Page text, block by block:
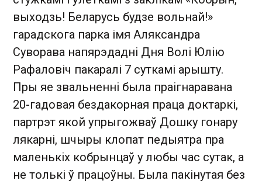
выходзь! Беларусь будзе вольнай!»
гарадскога парка імя Аляксандра
Суворава напярэдадні Дня Волі Юлію
Рафаловіч пакаралі 7 суткамі арышту.
Пры яе звальненні была праігнаравана
20-гадовая бездакорная праца доктаркі,
партрэт якой упрыгожваў Дошку гонару
лякарні, шчыры клопат педыятра пра
маленькіх кобрынцаў у любы час сутак, а
не толькі ў працоўны. Была пакінутая без